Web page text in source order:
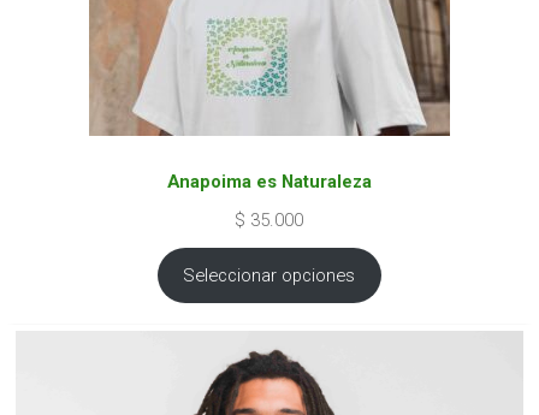
Anapoima es Naturaleza
$ 35.000
Seleccionar opciones